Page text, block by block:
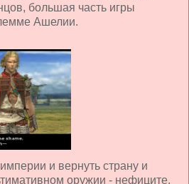
большая часть игры
Ашелии.
и вернуть страну и
оружии - нефиците.